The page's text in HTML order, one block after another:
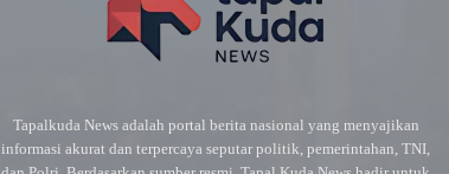
Tapalkuda News adalah portal berita nasional yang menyajikan
informasi akurat dan terpercaya seputar politik, pemerintahan, TNI,